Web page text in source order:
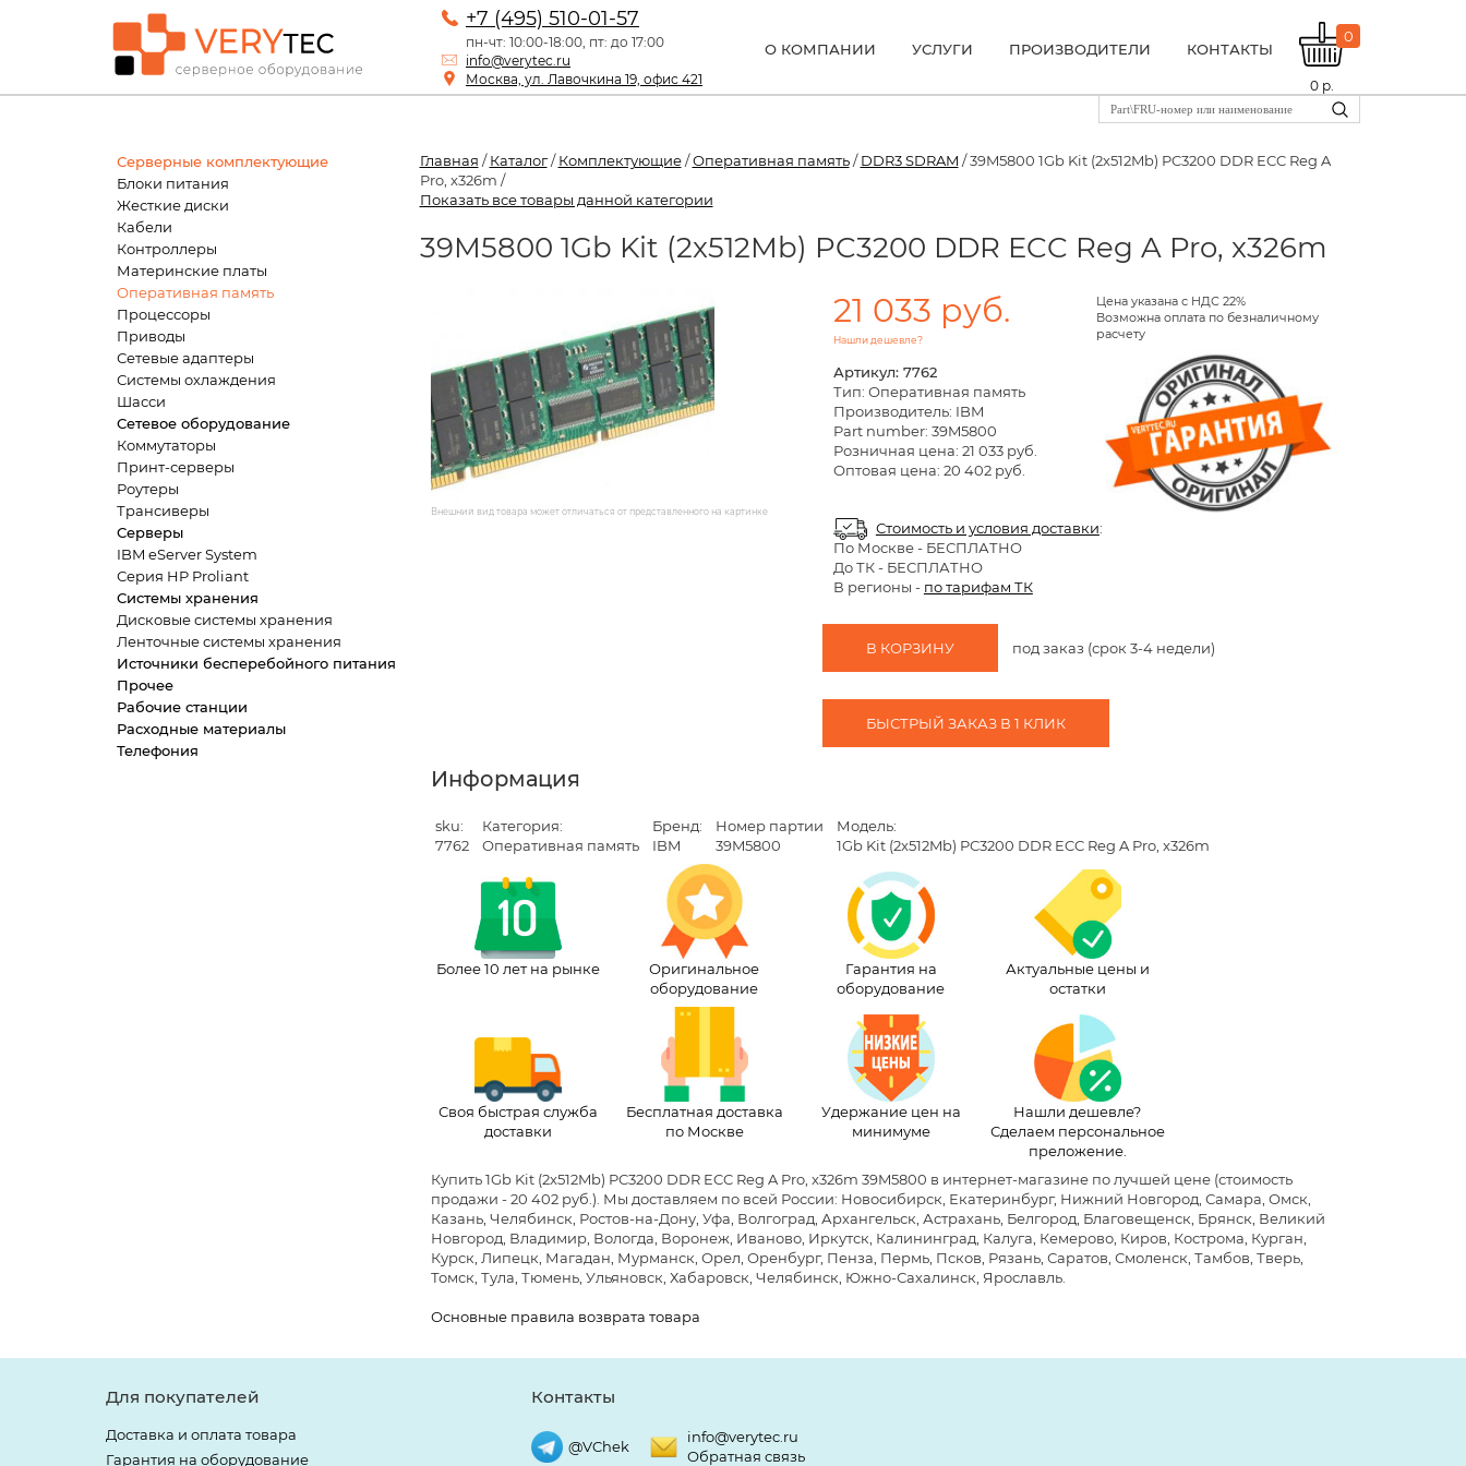
+7 (495) 510-01-57
пн-чт: 10:00-18:00, пт: до 17:00
info@verytec.ru
Москва, ул. Лавочкина 19, офис 421
О КОМПАНИИ УСЛУГИ ПРОИЗВОДИТЕЛИ КОНТАКТЫ
0
0 р.
Серверные комплектующие
Блоки питания
Жесткие диски
Кабели
Контроллеры
Материнские платы
Оперативная память
Процессоры
Приводы
Сетевые адаптеры
Системы охлаждения
Шасси
Сетевое оборудование
Коммутаторы
Принт-серверы
Роутеры
Трансиверы
Серверы
IBM eServer System
Серия HP Proliant
Системы хранения
Дисковые системы хранения
Ленточные системы хранения
Источники бесперебойного питания
Прочее
Рабочие станции
Расходные материалы
Телефония
Главная /Каталог/Комплектующие/Оперативная память/DDR3 SDRAM / 39M5800 1Gb Kit (2x512Mb) PC3200 DDR ECC Reg A
Pro, x326m /
Показать все товары данной категории
39M5800 1Gb Kit (2x512Mb) PC3200 DDR ECC Reg A Pro, x326m
Внешний вид товара может отличаться от представленного на картинке
21 033 руб.
Нашли дешевле?
Цена указана с НДС 22%
Возможна оплата по безналичному
расчету
Артикул: 7762
Тип: Оперативная память
Производитель: IBM
Part number: 39M5800
Розничная цена: 21 033 руб.
Оптовая цена: 20 402 руб.
Стоимость и условия доставки:
По Москве- БЕСПЛАТНО
До ТК - БЕСПЛАТНО
В регионы - по тарифам ТК
В КОРЗИНУ под заказ (срок 3-4 недели)
БЫСТРЫЙ ЗАКАЗ В 1 КЛИК
Информация
sku:
7762
Категория:
Оперативная память
Бренд:
IBM
Номер партии
39M5800
Модель:
1Gb Kit (2x512Mb) PC3200 DDR ECC Reg A Pro, x326m
Более 10 лет на рынке
Оригинальное
оборудование
Гарантия на
оборудование
Актуальные цены и
остатки
Своя быстрая служба
доставки
Бесплатная доставка
по Москве
Удержание цен на
минимуме
Нашли дешевле?
Сделаем персональное
преложение.
Купить 1Gb Kit (2x512Mb) PC3200 DDR ECC Reg A Pro, x326m 39M5800 в интернет-магазине по лучшей цене(стоимость
продажи - 20 402 руб.) . Мы доставляем по всей России: Новосибирск, Екатеринбург, Нижний Новгород, Самара, Омск,
Казань, Челябинск, Ростов-на-Дону, Уфа, Волгоград, Архангельск, Астрахань, Белгород, Благовещенск, Брянск, Великий
Новгород, Владимир, Вологда, Воронеж, Иваново, Иркутск, Калининград, Калуга, Кемерово, Киров, Кострома, Курган,
Курск, Липецк, Магадан, Мурманск, Орел, Оренбург, Пенза, Пермь, Псков, Рязань, Саратов, Смоленск, Тамбов, Тверь,
Томск, Тула, Тюмень, Ульяновск, Хабаровск, Челябинск, Южно-Сахалинск, Ярославль.
Основные правила возврата товара
Для покупателей
Доставка и оплата товара
Гарантия на оборудование
Контакты
@VChek
info@verytec.ru
Обратная связь